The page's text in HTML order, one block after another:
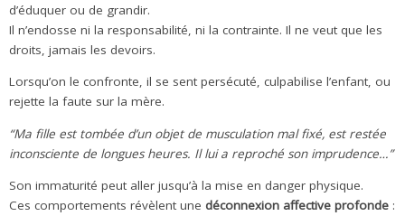
d’éduquer ou de grandir.
Il n’endosse ni la responsabilité, ni la contrainte. Il ne veut que les
droits, jamais les devoirs.
Lorsqu’on le confronte, il se sent persécuté, culpabilise l’enfant, ou
rejette la faute sur la mère.
“Ma fille est tombée d’un objet de musculation mal fixé, est restée
inconsciente de longues heures. Il lui a reproché son imprudence…”
Son immaturité peut aller jusqu’à la mise en danger physique.
Ces comportements révèlent une déconnexion affective profonde :